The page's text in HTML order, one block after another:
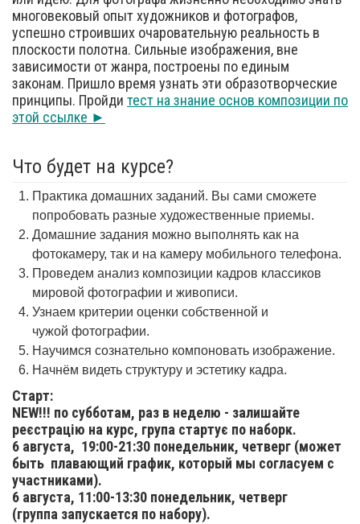
многовековый опыт художников и фотографов,
успешно строивших очаровательную реальность в
плоскости полотна. Сильные изображения, вне
зависимости от жанра, построены по единым
законам. Пришло время узнать эти образотворческие
принципы. Пройди тест на знание основ композиции по
этой ссылке ►
Что будет на курсе?
Практика домашних заданий. Вы сами сможете
попробовать разные художественные приемы.
Домашние задания можно выполнять как на
фотокамеру, так и на камеру мобильного телефона.
Проведем анализ композиции кадров классиков
мировой фотографии и живописи.
Узнаем критерии оценки собственной и
чужой фотографии.
Научимся сознательно компоновать изображение.
Начнём видеть структуру и эстетику кадра.
Старт:
NEW!!! по субботам, раз в неделю - залишайте
реєстрацію на курс, група стартує по наборк.
6 августа, 19:00-21:30 понедельник, четверг (может
быть плавающий график, который мы согласуем с
участниками).
6 августа, 11:00-13:30 понедельник, четверг
(группа запускается по набору).